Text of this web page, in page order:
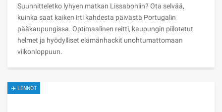
Suunnitteletko lyhyen matkan Lissaboniin? Ota selvää,
kuinka saat kaiken irti kahdesta päivästä Portugalin
pääkaupungissa. Optimaalinen reitti, kaupungin piilotetut
helmet ja hyödylliset elämänhackit unohtumattomaan
viikonloppuun.
✈️ LENNOT